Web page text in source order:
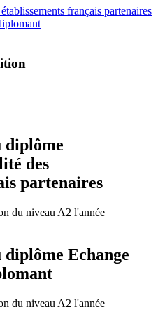
français partenaires
diplôme
des
partenaires
du niveau A2 l'année
diplôme Echange
du niveau A2 l'année